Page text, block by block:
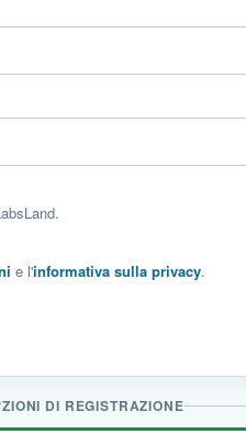
e l'informativa sulla privacy.
DI REGISTRAZIONE